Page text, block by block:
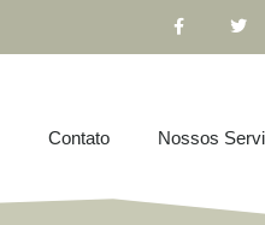
Contato Nossos